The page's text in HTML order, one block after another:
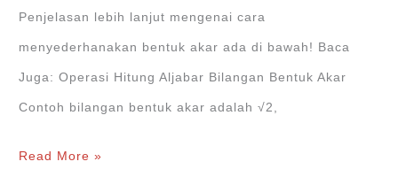
Penjelasan lebih lanjut mengenai cara
menyederhanakan bentuk akar ada di bawah! Baca
Juga: Operasi Hitung Aljabar Bilangan Bentuk Akar
Contoh bilangan bentuk akar adalah √2,
Cara
Read More »